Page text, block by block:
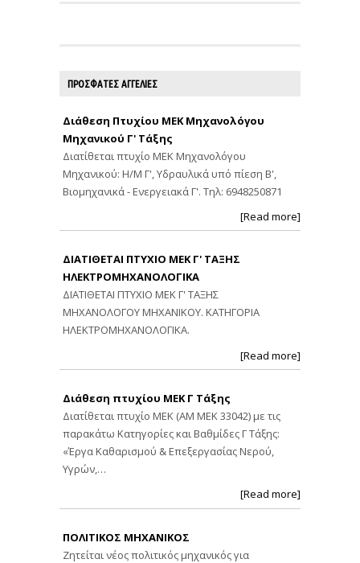
ΠΡΟΣΦΑΤΕΣ ΑΓΓΕΛΙΕΣ
Διάθεση Πτυχίου ΜΕΚ Μηχανολόγου
Μηχανικού Γ' Τάξης
Διατίθεται πτυχίο ΜΕΚ Μηχανολόγου
Μηχανικού: Η/Μ Γ', Υδραυλικά υπό πίεση Β',
Βιομηχανικά - Ενεργειακά Γ'. Τηλ: 6948250871
[Read more]
ΔΙΑΤΙΘΕΤΑΙ ΠΤΥΧΙΟ ΜΕΚ Γ' ΤΑΞΗΣ
ΗΛΕΚΤΡΟΜΗΧΑΝΟΛΟΓΙΚΑ
ΔΙΑΤΙΘΕΤΑΙ ΠΤΥΧΙΟ ΜΕΚ Γ' ΤΑΞΗΣ
ΜΗΧΑΝΟΛΟΓΟΥ ΜΗΧΑΝΙΚΟΥ. ΚΑΤΗΓΟΡΙΑ
ΗΛΕΚΤΡΟΜΗΧΑΝΟΛΟΓΙΚΑ.
[Read more]
Διάθεση πτυχίου ΜΕΚ Γ Τάξης
Διατίθεται πτυχίο ΜΕΚ (ΑΜ ΜΕΚ 33042) με τις
παρακάτω Κατηγορίες και Βαθμίδες Γ Τάξης:
«Έργα Καθαρισμού & Επεξεργασίας Νερού,
Υγρών,…
[Read more]
ΠΟΛΙΤΙΚΟΣ ΜΗΧΑΝΙΚΟΣ
Ζητείται νέος πολιτικός μηχανικός για